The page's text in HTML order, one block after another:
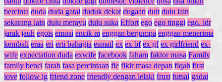
bercinta duda duda gatal duduk dekat dugaan duit dulu lain
sekarang lain dulu merayu dulu suka Effort ego ego tinggi ego. ldr
jarak jauh egois emosi encik m enggan berjumpa enggan menerima
kembali eraa eri erti bahagia esmail ex ex bf ex gf ex girlfriend ex-
wife expectation duda exwife facebook faham faktor masa Family
family benci farah fasa percintaan fie fikir masa depan fiqah first
love follow ig friend zone friendly dengan lelaki frust futsal gadai